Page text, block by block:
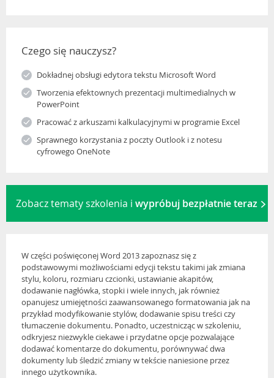
Czego się nauczysz?
Dokładnej obsługi edytora tekstu Microsoft Word
Tworzenia efektownych prezentacji multimedialnych w
PowerPoint
Pracować z arkuszami kalkulacyjnymi w programie Excel
Sprawnego korzystania z poczty Outlook i z notesu
cyfrowego OneNote
Zobacz tematy szkolenia i wypróbuj bezpłatnie teraz
W części poświęconej Word 2013 zapoznasz się z
podstawowymi możliwościami edycji tekstu takimi jak zmiana
stylu, koloru, rozmiaru czcionki, ustawianie akapitów,
dodawanie nagłówka, stopki i wiele innych, jak również
opanujesz umiejętności zaawansowanego formatowania jak na
przykład modyfikowanie stylów, dodawanie spisu treści czy
tłumaczenie dokumentu. Ponadto, uczestnicząc w szkoleniu,
odkryjesz niezwykle ciekawe i przydatne opcje pozwalające
dodawać komentarze do dokumentu, porównywać dwa
dokumenty lub śledzić zmiany w tekście naniesione przez
innego użytkownika.